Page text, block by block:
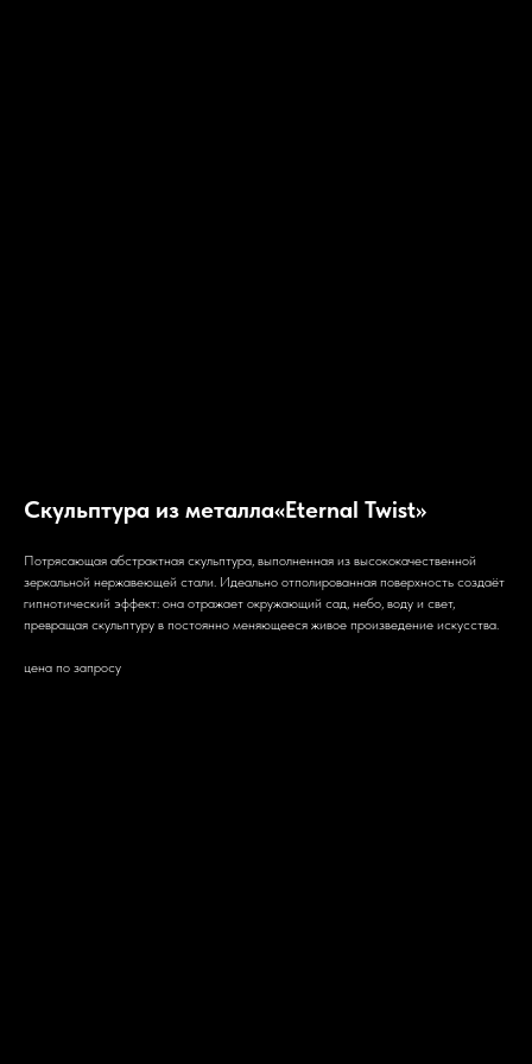
Скульптура из металла«Eternal Twist»
Потрясающая абстрактная скульптура, выполненная из высококачественной
зеркальной нержавеющей стали. Идеально отполированная поверхность создаёт
гипнотический эффект: она отражает окружающий сад, небо, воду и свет,
превращая скульптуру в постоянно меняющееся живое произведение искусства.
цена по запросу